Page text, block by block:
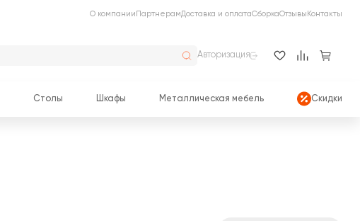
О компании ПартнерамДоставка и оплатаСборкаОтзывы Контакты
Авторизация
Столы Шкафы Металлическая мебель Скидки